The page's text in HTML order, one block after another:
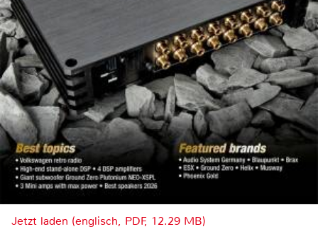
Jetzt laden (englisch, PDF, 12.29 MB)